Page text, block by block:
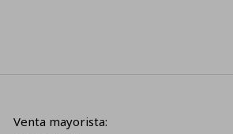
Venta mayorista: